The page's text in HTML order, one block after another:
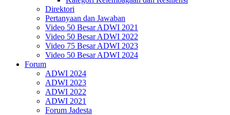
Direktori
Pertanyaan dan Jawaban
Video 50 Besar ADWI 2021
Video 50 Besar ADWI 2022
Video 75 Besar ADWI 2023
Video 50 Besar ADWI 2024
Forum
ADWI 2024
ADWI 2023
ADWI 2022
ADWI 2021
Forum Jadesta